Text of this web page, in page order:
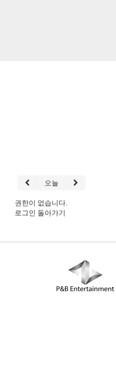
오늘
권한이 없습니다.
로그인 돌아가기